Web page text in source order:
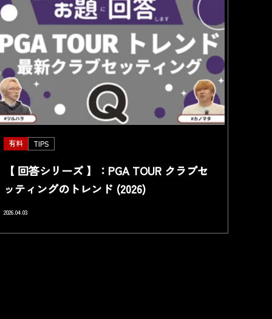
有料 TIPS
【 回答シリーズ 】：PGA TOUR クラブセ
ッティングのトレンド (2026)
2026.04.03